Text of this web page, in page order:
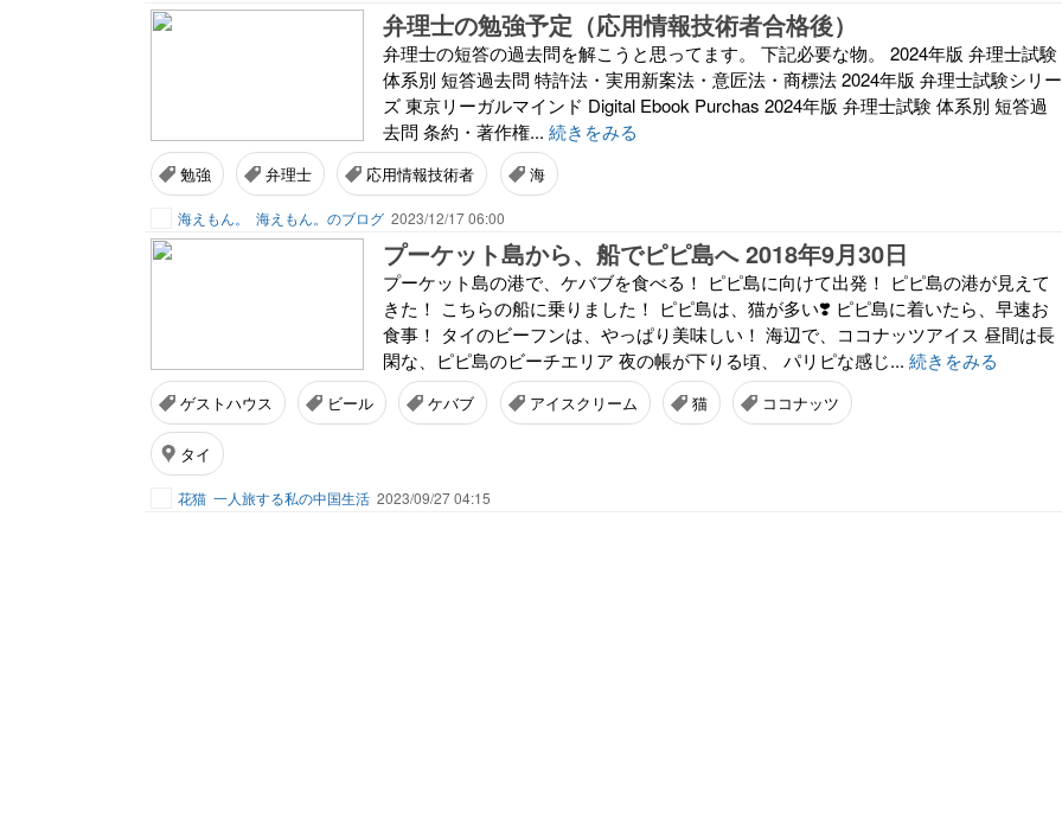
弁理士の勉強予定（応用情報技術者合格後）
弁理士の短答の過去問を解こうと思ってます。 下記必要な物。 2024年版 弁理士試験
体系別 短答過去問 特許法・実用新案法・意匠法・商標法 2024年版 弁理士試験シリー
ズ 東京リーガルマインド Digital Ebook Purchas 2024年版 弁理士試験 体系別 短答過
去問 条約・著作権... 続きをみる
勉強 弁理士 応用情報技術者 海
海えもん。 海えもん。のブログ 2023/12/17 06:00
プーケット島から、船でピピ島へ 2018年9月30日
プーケット島の港で、ケバブを食べる！ ピピ島に向けて出発！ ピピ島の港が見えて
きた！ こちらの船に乗りました！ ピピ島は、猫が多い❣️ ピピ島に着いたら、早速お
食事！ タイのビーフンは、やっぱり美味しい！ 海辺で、ココナッツアイス 昼間は長
閑な、ピピ島のビーチエリア 夜の帳が下りる頃、 パリピな感じ... 続きをみる
ゲストハウス ビール ケバブ アイスクリーム 猫 ココナッツ
タイ
花猫 一人旅する私の中国生活 2023/09/27 04:15